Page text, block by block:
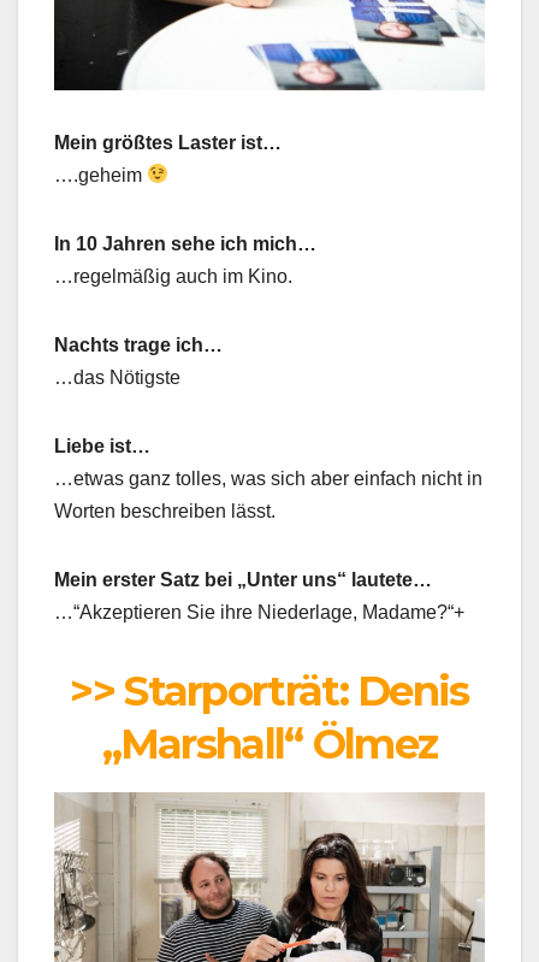
Mein größtes Laster ist…
….geheim
In 10 Jahren sehe ich mich…
…regelmäßig auch im Kino.
Nachts trage ich…
…das Nötigste
Liebe ist…
…etwas ganz tolles, was sich aber einfach nicht in
Worten beschreiben lässt.
Mein erster Satz bei „Unter uns“ lautete…
…“Akzeptieren Sie ihre Niederlage, Madame?“+
>> Starporträt: Denis
„Marshall“ Ölmez